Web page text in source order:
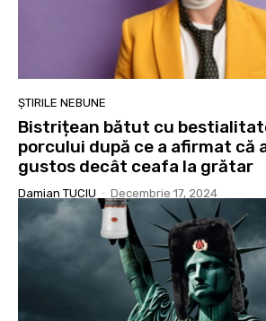
ȘTIRILE NEBUNE
Bistrițean bătut cu
porcului după ce a afirmat că
gustos decât ceafa la grătar
Damian TUCIU - Decembrie 17, 2024